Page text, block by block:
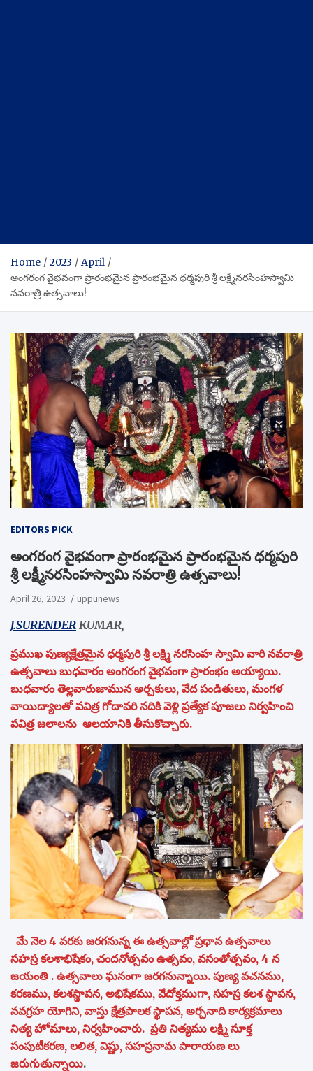
Home 2023
April
అంగరంగ వైభవంగా ప్రారంభమైన ప్రారంభమైన ధర్మపురి శ్రీ లక్ష్మీనరసింహస్వామి
నవరాత్రి ఉత్సవాలు!
EDITORS PICK
అంగరంగ వైభవంగా ప్రారంభమైన ప్రారంభమైన ధర్మపురి
శ్రీ లక్ష్మీనరసింహస్వామి నవరాత్రి ఉత్సవాలు!
April 26, 2023 uppunews
J.SURENDER KUMAR,
ప్రముఖ పుణ్యక్షేత్రమైన ధర్మపురి శ్రీ లక్ష్మి నరసింహ స్వామి వారి నవరాత్రి
ఉత్సవాలు బుధవారం అంగరంగ వైభవంగా ప్రారంభం అయ్యాయి.
బుధవారం తెల్లవారుజామున అర్చకులు, వేద పండితులు, మంగళ
వాయిద్యాలతో పవిత్ర గోదావరి నదికి వెళ్లి ప్రత్యేక పూజలు నిర్వహించి
పవిత్ర జలాలను ఆలయానికి తీసుకొచ్చారు.
మే నెల 4 వరకు జరగనున్న ఈ ఉత్సవాల్లో ప్రధాన ఉత్సవాలు
సహస్ర కలశాభిషేకం, చందనోత్సవం ఉత్సవం, వసంతోత్సవం, 4 న
జయంతి . ఉత్సవాలు ఘనంగా జరగనున్నాయి. పుణ్య వచనము,
కరణము, కలశస్థాపన, అభిషేకము, వేదోక్తముగా, సహస్ర కలశ స్థాపన,
నవగ్రహ యోగిని, వాస్తు క్షేత్రపాలక స్థాపన, అర్చనాది కార్యక్రమాలు
నిత్య హోమాలు, నిర్వహించారు. ప్రతి నిత్యము లక్ష్మి సూక్త
సంపుటీకరణ, లలిత, విష్ణు, సహస్రనామ పారాయణ లు
జరుగుతున్నాయి.